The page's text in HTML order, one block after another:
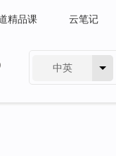
精品课 云笔记
中英